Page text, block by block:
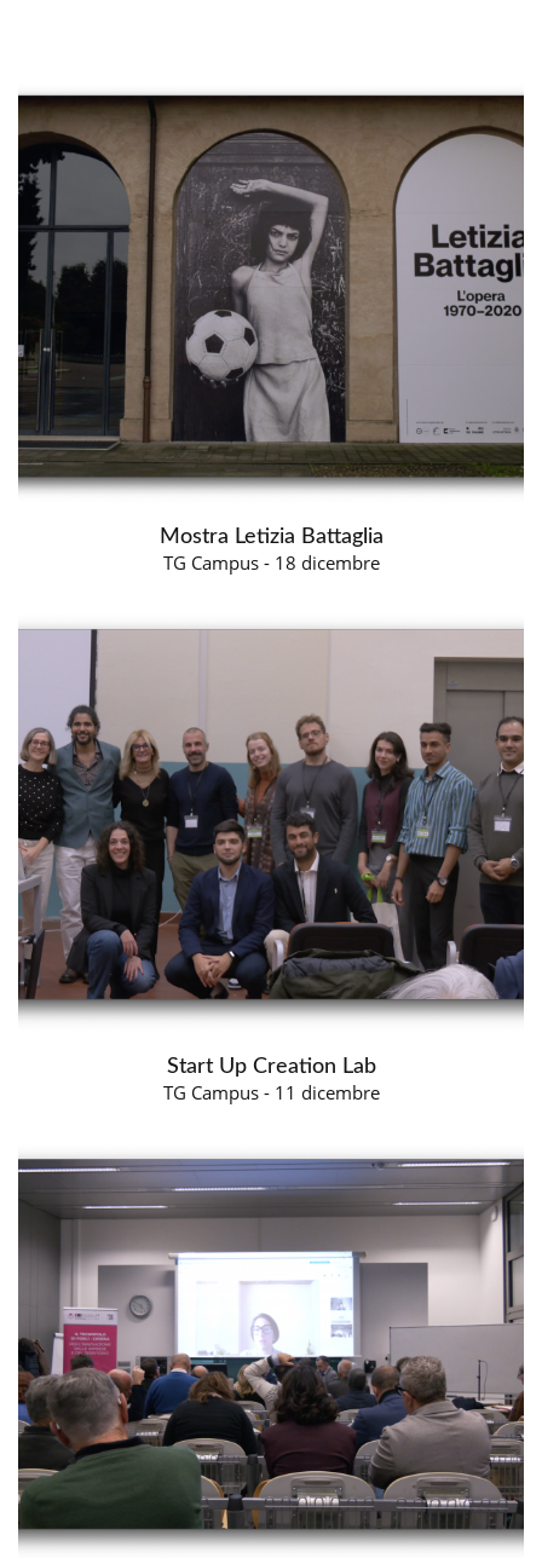
Mostra Letizia Battaglia
TG Campus - 18 dicembre
Start Up Creation Lab
TG Campus - 11 dicembre